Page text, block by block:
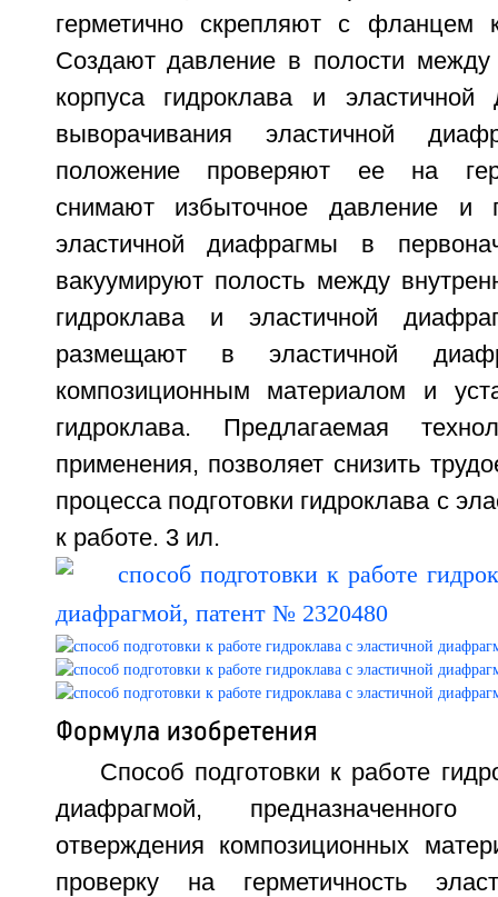
герметично скрепляют с фланцем
Создают давление в полости между
корпуса гидроклава и
выворачивания эластичной
положение проверяют ее на
снимают избыточное давление и
эластичной диафрагмы в
вакуумируют полость между
гидроклава и эластичной
размещают в эластичной
композиционным материалом и
гидроклава. Предлагаемая
применения, позволяет снизить
процесса подготовки гидроклава с
к работе. 3 ил.
Формула изобретения
Способ подготовки к работе
диафрагмой,
отверждения композиционных
проверку на герметичность